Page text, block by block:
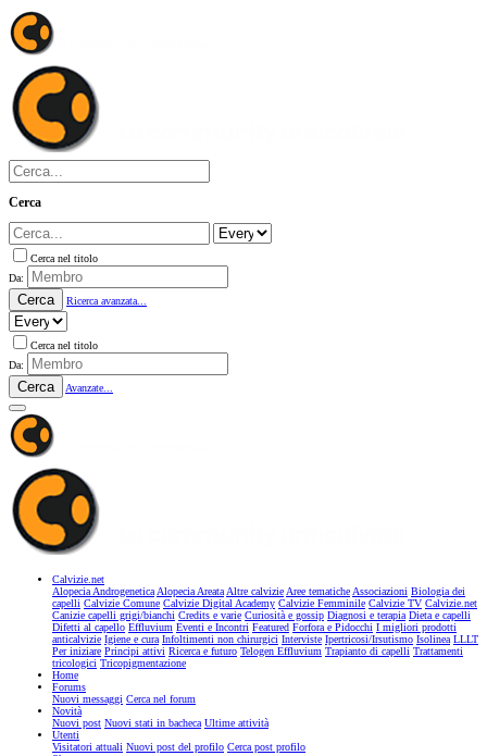
Cerca
Cerca nel titolo
Da:
Cerca Ricerca avanzata...
Cerca nel titolo
Da:
Cerca Avanzate...
Calvizie.net
Alopecia AndrogeneticaAlopecia AreataAltre calvizieAree tematicheAssociazioni Biologia dei
capelli Calvizie Comune Calvizie Digital Academy Calvizie Femminile Calvizie TV Calvizie.net
Canizie capelli grigi/bianchi Credits e varie Curiosità e gossip Diagnosi e terapia Dieta e capelli
Difetti al capello Effluvium Eventi e Incontri Featured Forfora e Pidocchi I migliori prodotti
anticalvizie Igiene e cura Infoltimenti non chirurgici Interviste Ipertricosi/Irsutismo Isolinea LLLT
Per iniziare Principi attivi Ricerca e futuro Telogen Effluvium Trapianto di capelli Trattamenti
tricologici Tricopigmentazione
Home
Forums
Nuovi messaggi Cerca nel forum
Novità
Nuovi post Nuovi stati in bacheca Ultime attività
Utenti
Visitatori attuali Nuovi post del profilo Cerca post profilo